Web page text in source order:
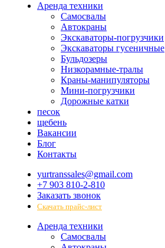
Аренда техники
Самосвалы
Автокраны
Экскаваторы-погрузчики
Экскаваторы гусеничные
Бульдозеры
Низкорамные-тралы
Краны-манипуляторы
Мини-погрузчики
Дорожные катки
песок
щебень
Вакансии
Блог
Контакты
yurtranssales@gmail.com
+7 903 810-2-810
Заказать звонок
Скачать прайс-лист
Аренда техники
Самосвалы